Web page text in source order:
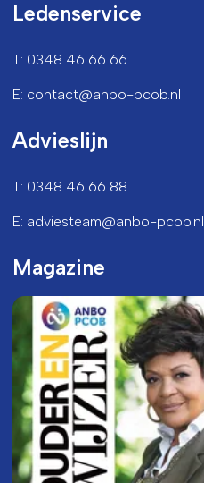
Ledenservice
T: 0348 46 66 66
E: contact@anbo-pcob.nl
Advieslijn
T: 0348 46 66 88
E: adviesteam@anbo-pcob.nl
Magazine